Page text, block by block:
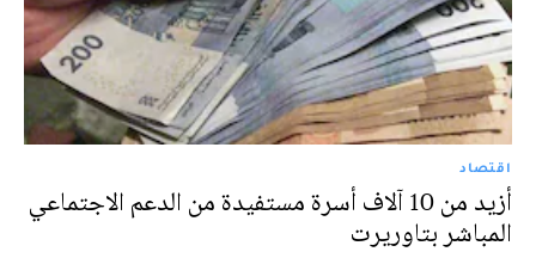
اقتصاد
أزيد من 10 آلاف أسرة مستفيدة من الدعم الاجتماعي
المباشر بتاوريرت